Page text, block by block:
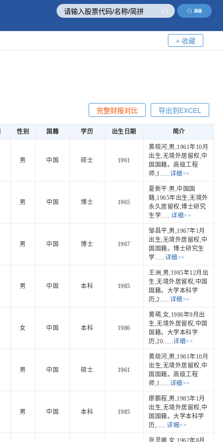
高级
+ 收藏
导出到EXCEL
完整财报对比
性别 国籍 学历 出生日期 简介
男 中国 硕士 1961
黄晓河,男,1961年10月
出生,无境外居留权,中
国国籍。高级工程
师,1......详细>>
男 中国 博士 1965
夏新平:男,中国国
籍,1965年出生,无境外
永久居留权,博士研究
生学......详细>>
男 中国 博士 1967
邹昌平,男,1967年1月
出生,无境外居留权,中
国国籍。博士研究生
学......详细>>
男 中国 本科 1985
王洲,男,1985年12月出
生,无境外居留权,中国
国籍。大学本科学
历,2......详细>>
女 中国 本科 1986
黄萌,女,1986年9月出
生,无境外居留权,中国
国籍。大学本科学
历,20......详细>>
男 中国 硕士 1961
黄晓河,男,1961年10月
出生,无境外居留权,中
国国籍。高级工程
师,1......详细>>
男 中国 本科 1985
廖鹏程,男,1985年1月
出生,无境外居留权,中
国国籍。大学本科学
历,......详细>>
张灵娜,女,1962年8月